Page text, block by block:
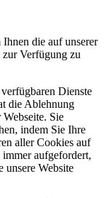
die auf unserer
Verfügung zu
Dienste
die Ablehnung
Sie
indem Sie Ihre
aller Cookies auf
aufgefordert,
unsere Website